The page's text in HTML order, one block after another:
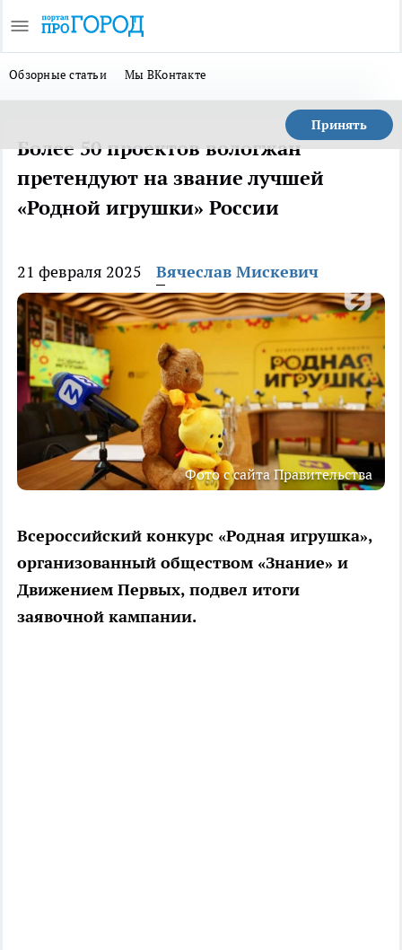
Обзорные статьи Мы ВКонтакте
Принять
Более 50 проектов вологжан
претендуют на звание лучшей
«Родной игрушки» России
21 февраля 2025 Вячеслав Мискевич
Фото с сайта Правительства
Всероссийский конкурс «Родная игрушка»,
организованный обществом «Знание» и
Движением Первых, подвел итоги
заявочной кампании.